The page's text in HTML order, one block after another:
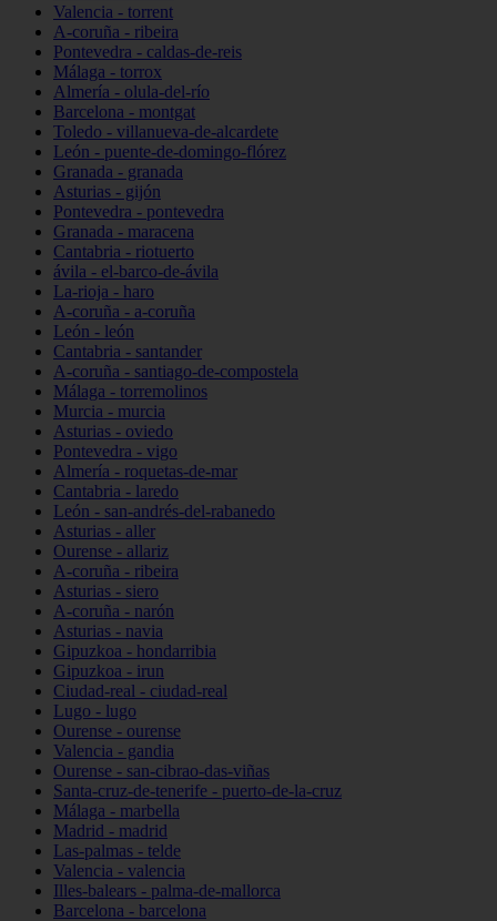
Valencia - torrent
A-coruña - ribeira
Pontevedra - caldas-de-reis
Málaga - torrox
Almería - olula-del-río
Barcelona - montgat
Toledo - villanueva-de-alcardete
León - puente-de-domingo-flórez
Granada - granada
Asturias - gijón
Pontevedra - pontevedra
Granada - maracena
Cantabria - riotuerto
ávila - el-barco-de-ávila
La-rioja - haro
A-coruña - a-coruña
León - león
Cantabria - santander
A-coruña - santiago-de-compostela
Málaga - torremolinos
Murcia - murcia
Asturias - oviedo
Pontevedra - vigo
Almería - roquetas-de-mar
Cantabria - laredo
León - san-andrés-del-rabanedo
Asturias - aller
Ourense - allariz
A-coruña - ribeira
Asturias - siero
A-coruña - narón
Asturias - navia
Gipuzkoa - hondarribia
Gipuzkoa - irun
Ciudad-real - ciudad-real
Lugo - lugo
Ourense - ourense
Valencia - gandia
Ourense - san-cibrao-das-viñas
Santa-cruz-de-tenerife - puerto-de-la-cruz
Málaga - marbella
Madrid - madrid
Las-palmas - telde
Valencia - valencia
Illes-balears - palma-de-mallorca
Barcelona - barcelona